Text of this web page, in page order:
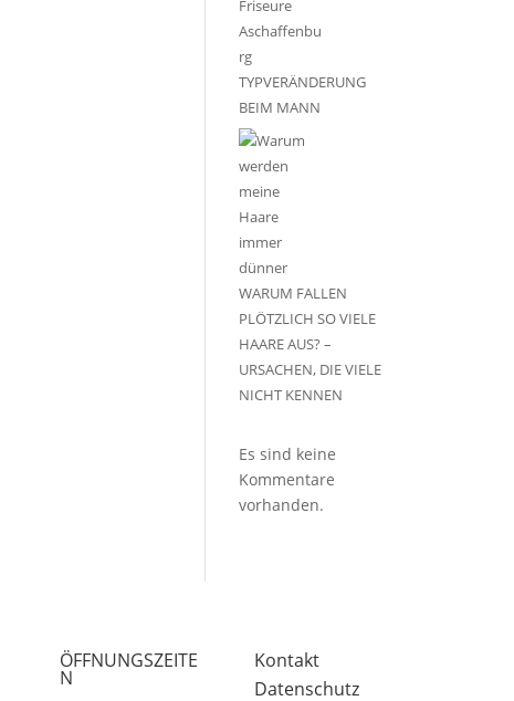
TYPVERÄNDERUNG
BEIM MANN
WARUM FALLEN
PLÖTZLICH SO VIELE
HAARE AUS? –
URSACHEN, DIE VIELE
NICHT KENNEN
Es sind keine
Kommentare
vorhanden.
ÖFFNUNGSZEITE
N
Kontakt
Datenschutz